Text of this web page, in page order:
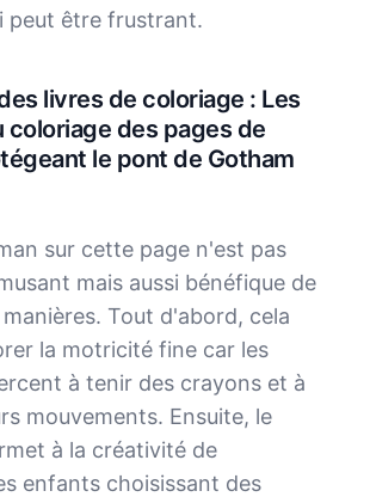
peut être frustrant.
livres de coloriage : Les
coloriage des pages de
le pont de Gotham
sur cette page n'est pas
mais aussi bénéfique de
Tout d'abord, cela
la motricité fine car les
à tenir des crayons et à
mouvements. Ensuite, le
à la créativité de
enfants choisissant des